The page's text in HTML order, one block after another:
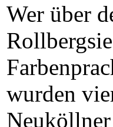
Wer über
wurden